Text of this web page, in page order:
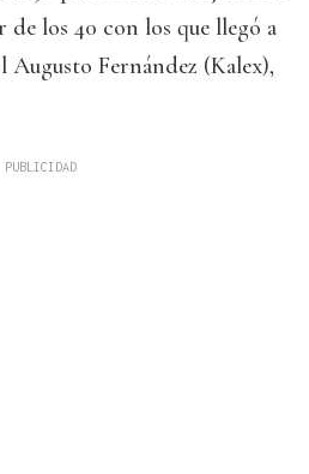
los 40 con los que llegó a
Augusto Fernández (Kalex),